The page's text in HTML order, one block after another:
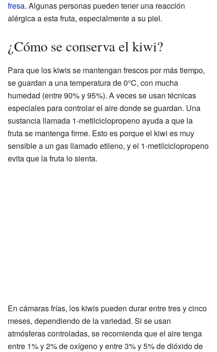
fresa. Algunas personas pueden tener una reacción
alérgica a esta fruta, especialmente a su piel.
¿Cómo se conserva el kiwi?
Para que los kiwis se mantengan frescos por más tiempo,
se guardan a una temperatura de 0°C, con mucha
humedad (entre 90% y 95%). A veces se usan técnicas
especiales para controlar el aire donde se guardan. Una
sustancia llamada 1-metilciclopropeno ayuda a que la
fruta se mantenga firme. Esto es porque el kiwi es muy
sensible a un gas llamado etileno, y el 1-metilciclopropeno
evita que la fruta lo sienta.
En cámaras frías, los kiwis pueden durar entre tres y cinco
meses, dependiendo de la variedad. Si se usan
atmósferas controladas, se recomienda que el aire tenga
entre 1% y 2% de oxígeno y entre 3% y 5% de dióxido de